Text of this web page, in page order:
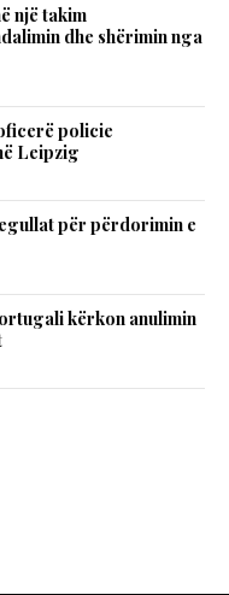
një takim
dhe shërimin nga
policie
Leipzig
për përdorimin e
kërkon anulimin